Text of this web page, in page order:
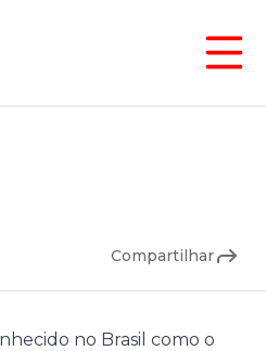
Mundial do
Compartilhar
no Brasil como o